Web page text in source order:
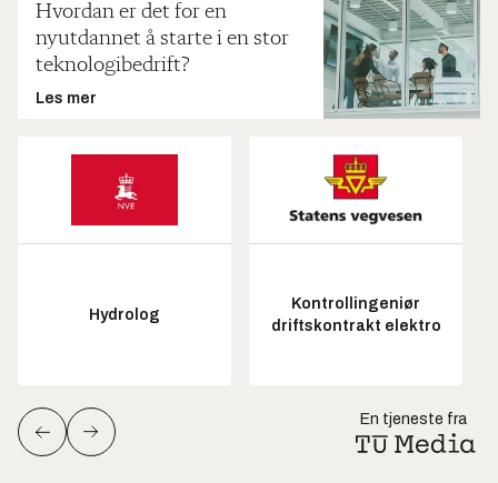
Hvordan er det for en
nyutdannet å starte i en stor
teknologibedrift?
Les mer
Hydrolog
Kontrollingeniør
driftskontrakt elektro
En tjeneste fra